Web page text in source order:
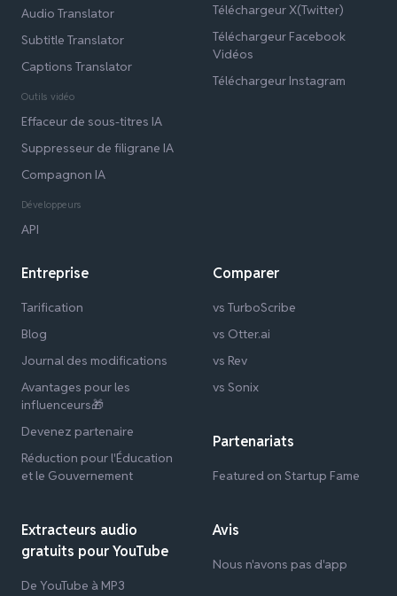
Audio Translator
Subtitle Translator
Captions Translator
Outils vidéo
Effaceur de sous-titres IA
Suppresseur de filigrane IA
Compagnon IA
Développeurs
API
Téléchargeur X(Twitter)
Téléchargeur Facebook
Vidéos
Téléchargeur Instagram
Entreprise
Tarification
Blog
Journal des modifications
Avantages pour les
influenceurs🎁
Devenez partenaire
Réduction pour l'Éducation
et le Gouvernement
Extracteurs audio
gratuits pour YouTube
De YouTube à MP3
Comparer
vs TurboScribe
vs Otter.ai
vs Rev
vs Sonix
Partenariats
Featured on Startup Fame
Avis
Nous n'avons pas d'app